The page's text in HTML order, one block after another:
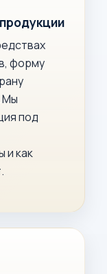
форму
Мы
под
и как